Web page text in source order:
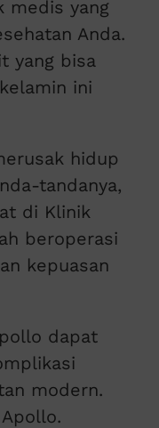
medis yang
Anda.
yang bisa
ini
hidup
tandanya,
di Klinik
beroperasi
kepuasan
dapat
modern.